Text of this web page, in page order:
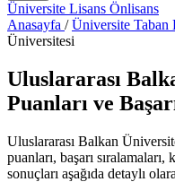
Üniversite Lisans Önlisans
Anasayfa /Üniversite Taban
Üniversitesi
Uluslararası
Puanları ve
Uluslararası Balkan
puanları, başarı
sonuçları aşağıda detaylı